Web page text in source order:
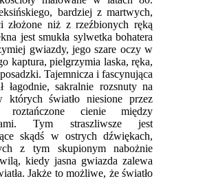
bardziej z martwych,
złożone niż z rzeźbionych ręką
jest smukła sylwetka bohatera
gwiazdy, jego szare oczy w
kaptura, pielgrzymia laska, ręka,
Tajemnicza i fascynująca
łagodnie, sakralnie rozsnuty na
których światło niesione przez
roztańczone cienie między
Tym straszliwsze jest
skądś w ostrych dźwiękach,
z tym skupionym nabożnie
kiedy jasna gwiazda zalewa
Jakże to możliwe, że światło